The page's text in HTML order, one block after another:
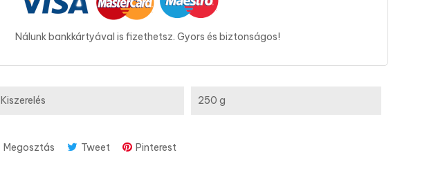
Nálunk bankkártyával is fizethetsz. Gyors és biztonságos!
Kiszerelés 250 g
Megosztás Tweet Pinterest